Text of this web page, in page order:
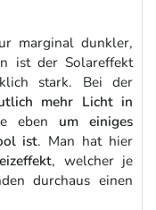
marginal dunkler,
ist der Solareffekt
stark. Bei der
mehr Licht in
eben um einiges
ist. Man hat hier
, welcher je
durchaus einen